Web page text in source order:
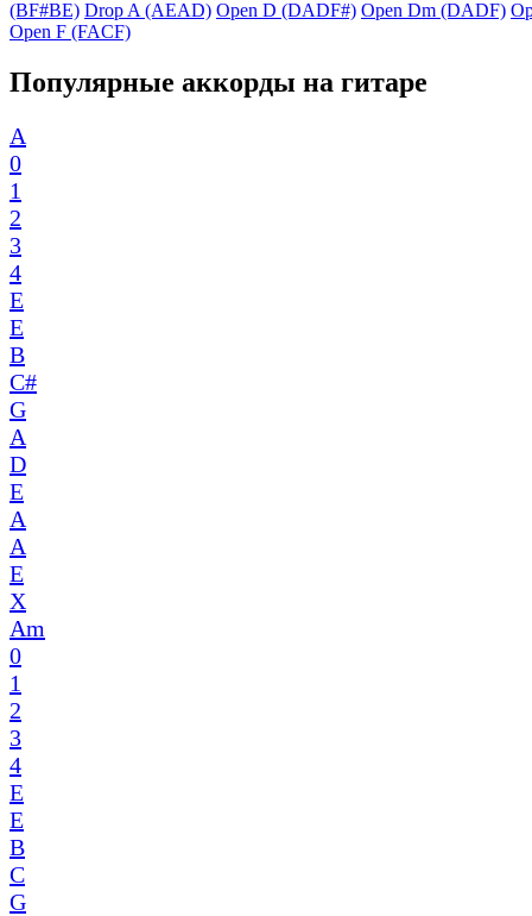
(BF#BE) Drop A (AEAD) Open D (DADF#) Open Dm (DADF)
Open F (FACF)
Популярные аккорды на гитаре
A
0
1
2
3
4
E
E
B
C#
G
A
D
E
A
A
E
X
Am
0
1
2
3
4
E
E
B
C
G